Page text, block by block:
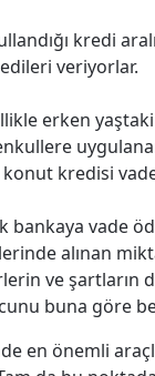
kredi
veriyorlar.
erken
kredisi
vade
alınan
ve şartların
buna göre
en önemli